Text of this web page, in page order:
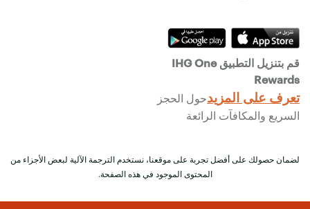
قم بتنزيل التطبيق IHG One
Rewards
تعرف على المزيدحول الحجز
السريع والمكافآت الرائعة
لضمان حصولك على أفضل تجربة على موقعنا، نستخدم الترجمة الآلية لبعض الأجزاء من
المحتوى الموجود في هذه الصفحة.